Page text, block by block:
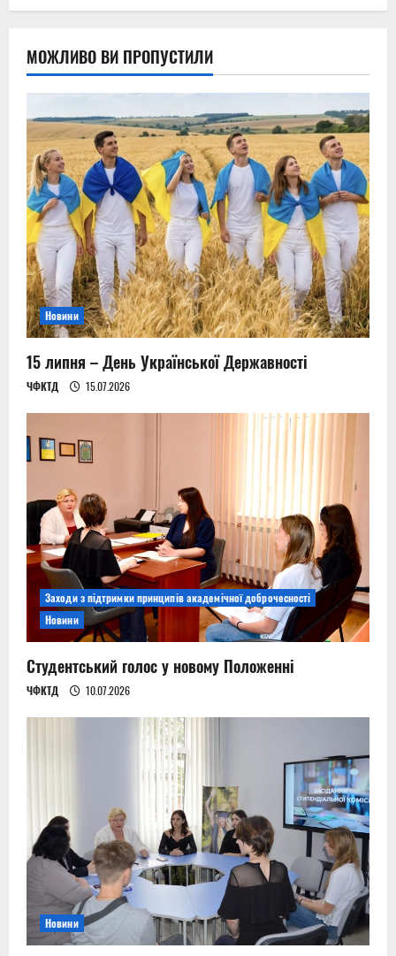
МОЖЛИВО ВИ ПРОПУСТИЛИ
Новини
15 липня – День Української Державності
ЧФКТД 15.07.2026
Заходи з підтримки принципів академічної доброчесності
Новини
Студентський голос у новому Положенні
ЧФКТД 10.07.2026
Новини